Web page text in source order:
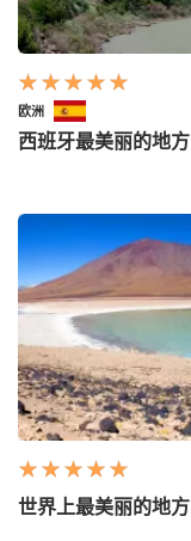
欧洲
西班牙最美丽的地方
世界上最美丽的地方